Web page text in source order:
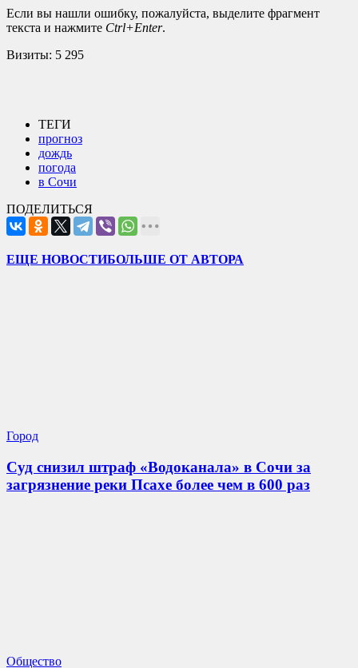
Если вы нашли ошибку, пожалуйста, выделите фрагмент
текста и нажмите Ctrl+Enter.
Визиты: 5 295
ТЕГИ
прогноз
дождь
погода
в Сочи
ПОДЕЛИТЬСЯ
ЕЩЕ НОВОСТИБОЛЬШЕ ОТ АВТОРА
Город
Суд снизил штраф «Водоканала» в Сочи за
загрязнение реки Псахе более чем в 600 раз
Общество